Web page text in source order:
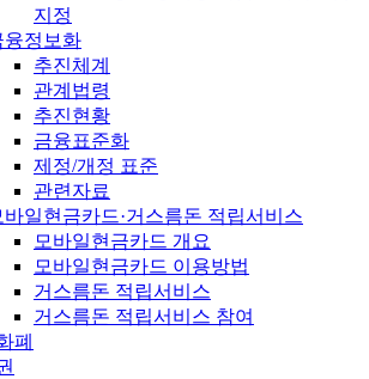
지정
융정보화
추진체계
관계법령
추진현황
금융표준화
제정/개정 표준
관련자료
바일현금카드·거스름돈 적립서비스
모바일현금카드 개요
모바일현금카드 이용방법
거스름돈 적립서비스
거스름돈 적립서비스 참여
폐